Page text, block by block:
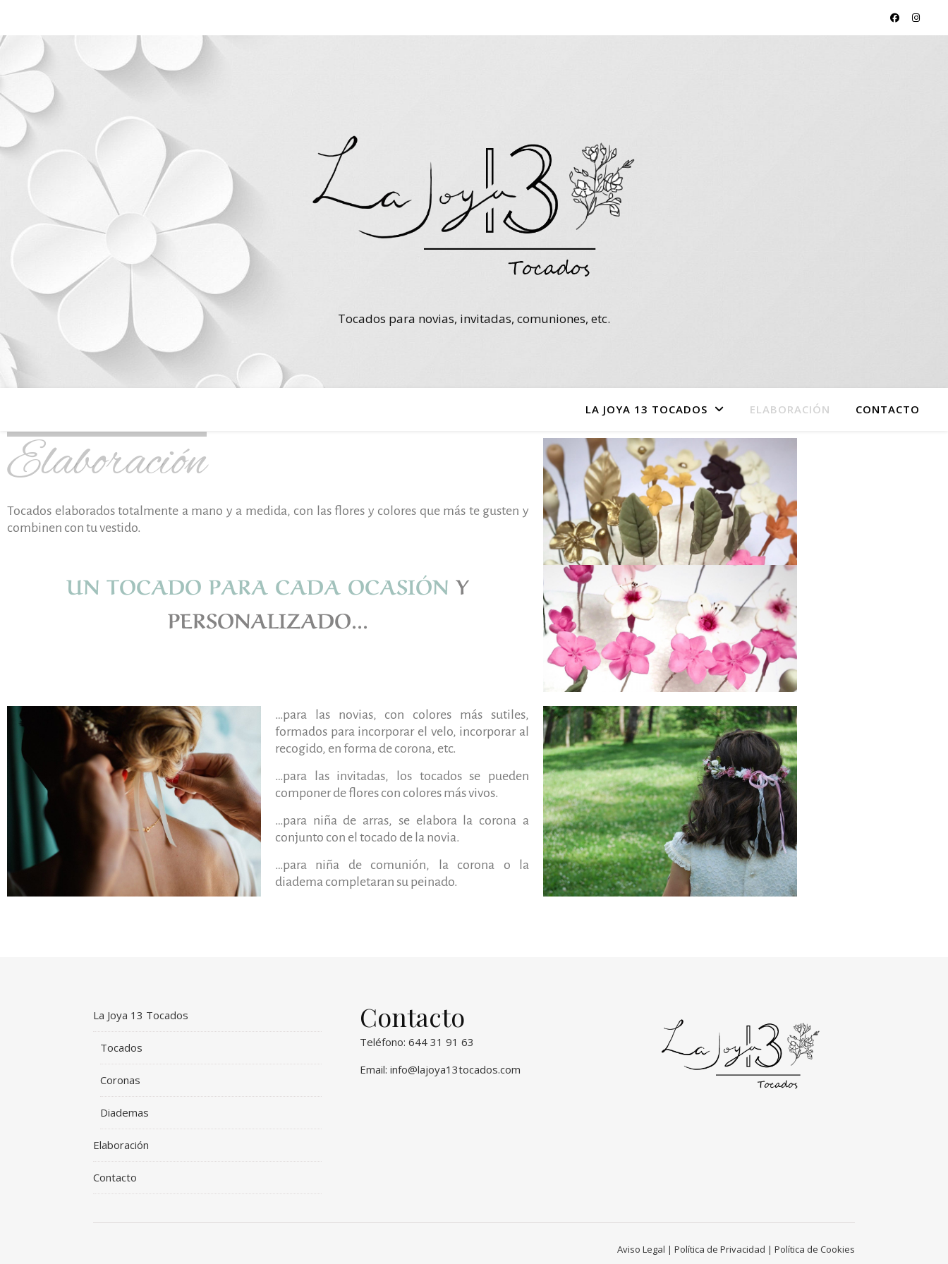
Tocados para novias, invitadas, comuniones, etc.
LA JOYA 13 TOCADOS ELABORACIÓN CONTACTO
Elaboración
Tocados elaborados totalmente a mano y a medida, con las flores y colores que más te gusten y
combinen con tu vestido.
UN TOCADO PARA CADA OCASIÓN Y
PERSONALIZADO...
…para las novias, con colores más sutiles,
formados para incorporar el velo, incorporar al
recogido, en forma de corona, etc.
…para las invitadas, los tocados se pueden
componer de flores con colores más vivos.
…para niña de arras, se elabora la corona a
conjunto con el tocado de la novia.
…para niña de comunión, la corona o la
diadema completaran su peinado.
La Joya 13 Tocados
Tocados
Coronas
Diademas
Elaboración
Contacto
Contacto
Teléfono: 644 31 91 63
Email: info@lajoya13tocados.com
Aviso Legal | Política de Privacidad | Política de Cookies